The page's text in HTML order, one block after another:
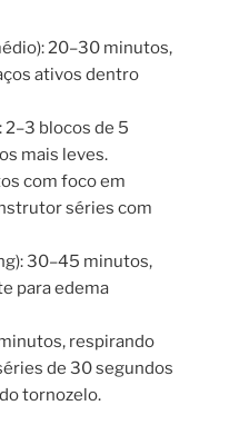
20–30 minutos,
ativos dentro
2–3 blocos de 5
mais leves.
com foco em
séries com
30–45 minutos,
para edema
respirando
de 30 segundos
tornozelo.